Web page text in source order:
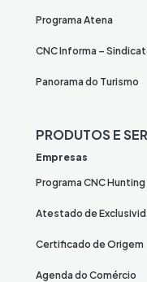
Programa Atena
CNC Informa –
Panorama do Turismo
PRODUTOS E
Empresas
Programa CNC Hunting
Atestado de
Certificado de Origem
Agenda do Comércio